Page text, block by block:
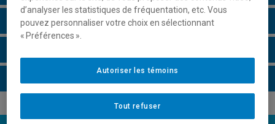
Horaire - Été 2026
d’analyser les statistiques de fréquentation, etc. Vous
pouvez personnaliser votre choix en sélectionnant
« Préférences ».
Tout refuser
Autoriser les témoins